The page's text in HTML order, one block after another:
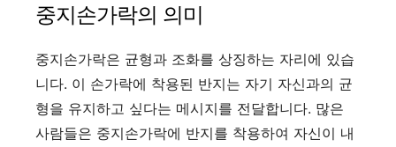
중지손가락의 의미
중지손가락은 균형과 조화를 상징하는 자리에 있습
니다. 이 손가락에 착용된 반지는 자기 자신과의 균
형을 유지하고 싶다는 메시지를 전달합니다. 많은
사람들은 중지손가락에 반지를 착용하여 자신이 내